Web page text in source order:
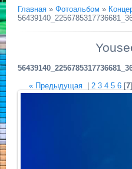
Главная » Фотоальбом »
« Предыдущая| 2 3 4 5 6[7]